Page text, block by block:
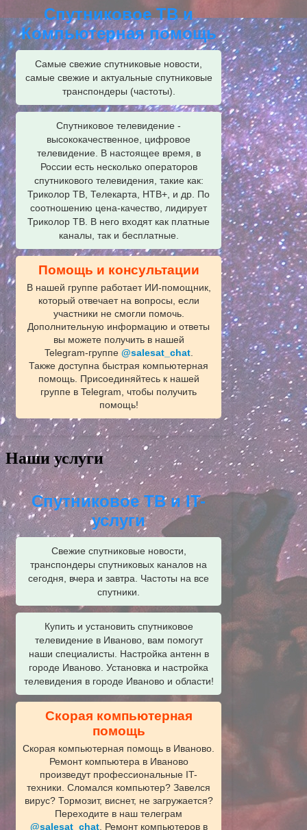
Спутниковое ТВ и
Компьютерная помощь
Самые свежие спутниковые новости,
самые свежие и актуальные спутниковые
транспондеры (частоты).
Спутниковое телевидение -
высококачественное, цифровое
телевидение. В настоящее время, в
России есть несколько операторов
спутникового телевидения, такие как:
Триколор ТВ, Телекарта, НТВ+, и др. По
соотношению цена-качество, лидирует
Триколор ТВ. В него входят как платные
каналы, так и бесплатные.
Помощь и консультации
В нашей группе работает ИИ‑помощник,
который отвечает на вопросы, если
участники не смогли помочь.
Дополнительную информацию и ответы
вы можете получить в нашей
Telegram‑группе @salesat_chat.
Также доступна быстрая компьютерная
помощь. Присоединяйтесь к нашей
группе в Telegram, чтобы получить
помощь!
Наши услуги
Спутниковое ТВ и IT-
услуги
Свежие спутниковые новости,
транспондеры спутниковых каналов на
сегодня, вчера и завтра. Частоты на все
спутники.
Купить и установить спутниковое
телевидение в Иваново, вам помогут
наши специалисты. Настройка антенн в
городе Иваново. Установка и настройка
телевидения в городе Иваново и области!
Скорая компьютерная
помощь
Скорая компьютерная помощь в Иваново.
Ремонт компьютера в Иваново
произведут профессиональные IT-
техники. Сломался компьютер? Завелся
вирус? Тормозит, виснет, не загружается?
Переходите в наш телеграм
@salesat_chat. Ремонт компьютеров в